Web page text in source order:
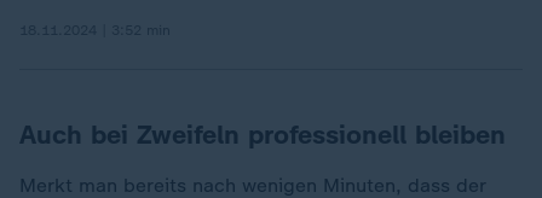
Auch bei Zweifeln professionell bleiben
Merkt man bereits nach wenigen Minuten, dass der